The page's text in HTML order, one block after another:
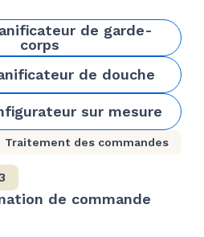
de garde-
corps
de douche
sur mesure
Traitement des commandes
de commande